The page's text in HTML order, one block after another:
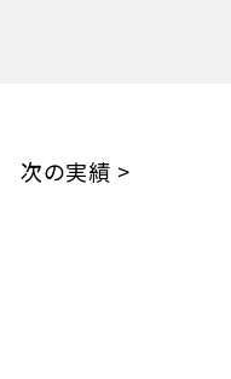
次の実績 >